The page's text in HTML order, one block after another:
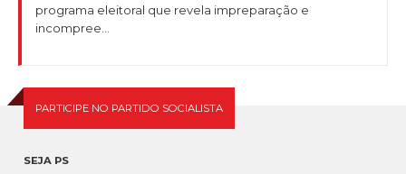
programa eleitoral que revela impreparação e
incompree...
PARTICIPE NO PARTIDO SOCIALISTA
SEJA PS